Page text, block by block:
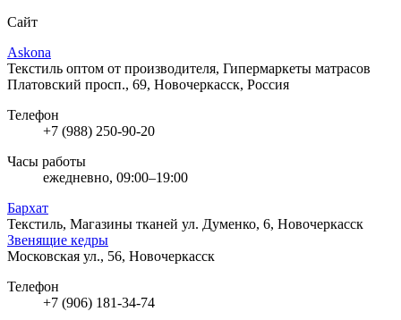
Сайт
Askona
Текстиль оптом от производителя, Гипермаркеты матрасов
Платовский просп., 69, Новочеркасск, Россия
Телефон
+7 (988) 250-90-20
Часы работы
ежедневно, 09:00–19:00
Бархат
Текстиль, Магазины тканей ул. Думенко, 6, Новочеркасск
Звенящие кедры
Московская ул., 56, Новочеркасск
Телефон
+7 (906) 181-34-74